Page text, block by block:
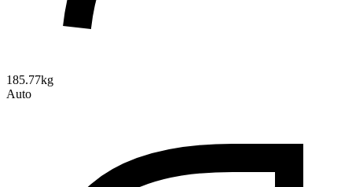
185.77kg
Auto